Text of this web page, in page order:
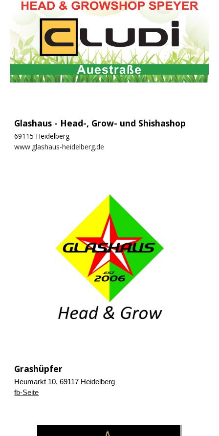
Glashaus - Head-, Grow- und Shishashop
69115 Heidelberg
www.glashaus-heidelberg.de
Grashüpfer
Heumarkt 10, 69117 Heidelberg
fb-Seite